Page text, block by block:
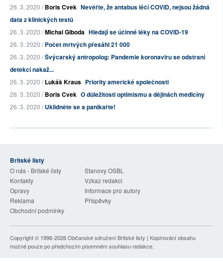
26. 3. 2020 /Boris Cvek Nevěřte, že antabus léčí COVID, nejsou žádná
data z klinických testů
26. 3. 2020 /Michal Giboda Hledají se účinné léky na COVID-19
26. 3. 2020 /Počet mrtvých přesáhl 21 000
26. 3. 2020 /Švýcarský antropolog: Pandemie koronaviru se odstraní
detekcí nakaž...
26. 3. 2020 /Lukáš Kraus Priority americké společnosti
26. 3. 2020 /Boris Cvek O důležitosti optimismu a dějinách medicíny
26. 3. 2020 /Uklidněte se a panikařte!
Britské listy
O nás - Britské listy
Stanovy OSBL
Kontakty
Vzkaz redakci
Opravy
Informace pro autory
Reklama
Příspěvky
Obchodní podmínky
Copyright © 1996-2026Občanské sdružení Britské listy | Kopírování obsahu
možné pouze po předchozím písemném souhlasu redakce.